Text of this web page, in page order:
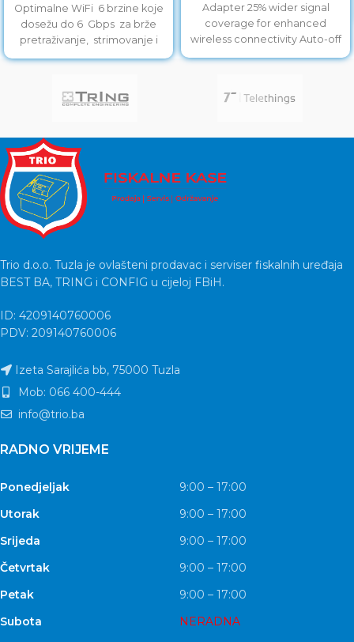
Optimalne WiFi 6 brzine koje
dosežu do 6 Gbps za brže
pretraživanje, strimovanje i
preuzimanje, sve u isto
Adapter 25% wider signal
coverage for enhanced
wireless connectivity Auto-off
function to save power on the
Trio d.o.o. Tuzla je ovlašteni prodavac i serviser fiskalnih uređaja
BEST BA, TRING i CONFIG u cijeloj FBiH.
ID: 4209140760006
PDV: 209140760006
Izeta Sarajlića bb, 75000 Tuzla
Mob: 066 400-444
info@trio.ba
RADNO VRIJEME
Ponedjeljak
9:00 – 17:00
Utorak
9:00 – 17:00
Srijeda
9:00 – 17:00
Četvrtak
9:00 – 17:00
Petak
9:00 – 17:00
Subota
NERADNA